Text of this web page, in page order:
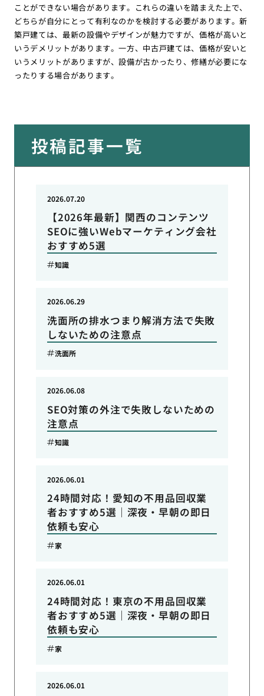
ことができない場合があります。これらの違いを踏まえた上で、
どちらが自分にとって有利なのかを検討する必要があります。新
築戸建ては、最新の設備やデザインが魅力ですが、価格が高いと
いうデメリットがあります。一方、中古戸建ては、価格が安いと
いうメリットがありますが、設備が古かったり、修繕が必要にな
ったりする場合があります。
投稿記事一覧
【2026年最新】関西のコンテンツ
SEOに強いWebマーケティング会社
おすすめ5選
2026.07.20
知識
洗面所の排水つまり解消方法で失敗
しないための注意点
2026.06.29
洗面所
SEO対策の外注で失敗しないための
注意点
2026.06.08
知識
24時間対応！愛知の不用品回収業
者おすすめ5選｜深夜・早朝の即日
依頼も安心
2026.06.01
家
24時間対応！東京の不用品回収業
者おすすめ5選｜深夜・早朝の即日
依頼も安心
2026.06.01
家
2026.06.01